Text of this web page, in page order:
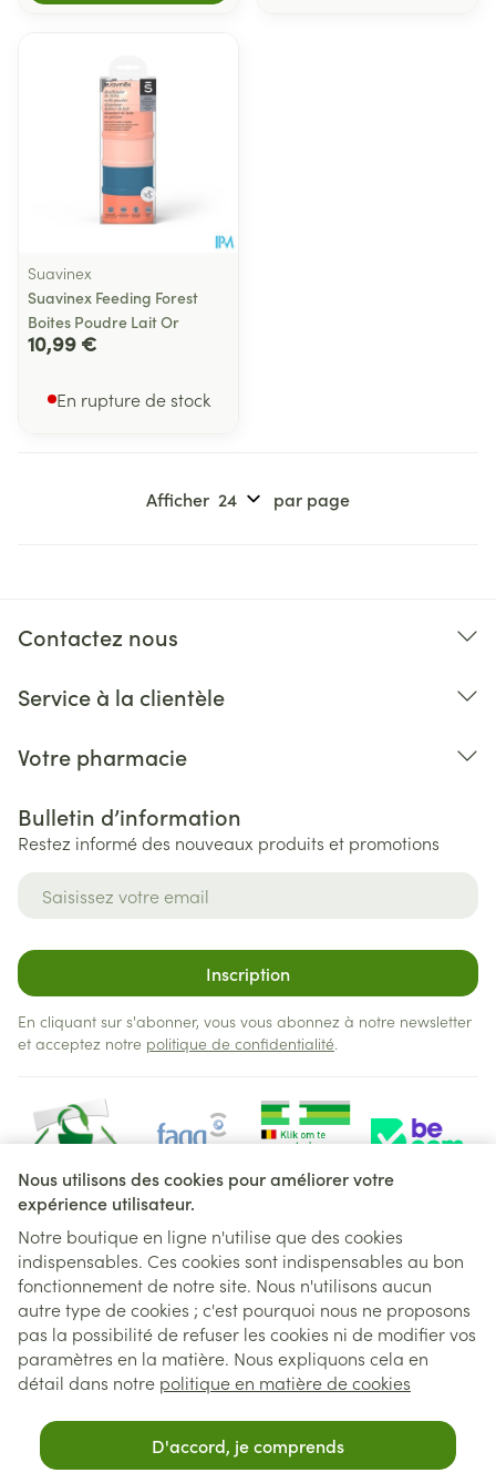
Nous utilisons des cookies pour améliorer votre
expérience utilisateur.
Notre boutique en ligne n'utilise que des cookies
indispensables. Ces cookies sont indispensables au bon
fonctionnement de notre site. Nous n'utilisons aucun
autre type de cookies ; c'est pourquoi nous ne proposons
pas la possibilité de refuser les cookies ni de modifier vos
paramètres en la matière. Nous expliquons cela en
détail dans notre politique en matière de cookies
D'accord, je comprends
Suavinex
Suavinex Feeding Forest
Boites Poudre Lait Or
10,99 €
En rupture de stock
Afficher par page
Contactez nous
Service à la clientèle
Votre pharmacie
Bulletin d’information
Restez informé des nouveaux produits et promotions
Inscription
En cliquant sur s'abonner, vous vous abonnez à notre newsletter
et acceptez notre politique de confidentialité.
Liens légaux